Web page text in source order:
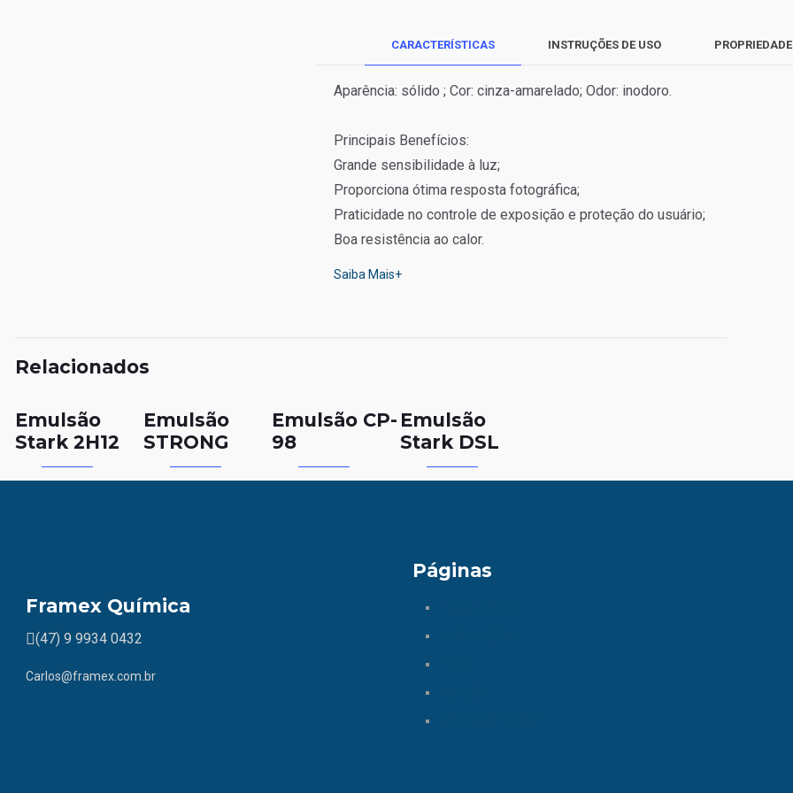
CARACTERÍSTICAS INSTRUÇÕES DE USO
Aparência: sólido ; Cor: cinza-amarelado; Odor: inodoro.
Principais Benefícios:
Grande sensibilidade à luz;
Proporciona ótima resposta fotográfica;
Praticidade no controle de exposição e proteção do usuário;
Boa resistência ao calor.
Saiba Mais+
Relacionados
Emulsão
Stark 2H12
Emulsão
STRONG
Emulsão CP-
98
Emulsão
Stark DSL
Framex Química
(47) 9 9934 0432
Carlos@framex.com.br
Páginas